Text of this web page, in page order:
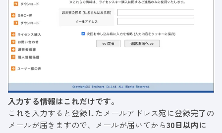
入力する情報はこれだけです。
これを入力すると登録したメールアドレス宛に登録完了の
メールが届きますので、メールが届いてから30日以内 に